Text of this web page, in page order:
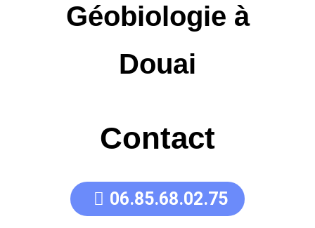
Géobiologie à
Douai
Contact
06.85.68.02.75